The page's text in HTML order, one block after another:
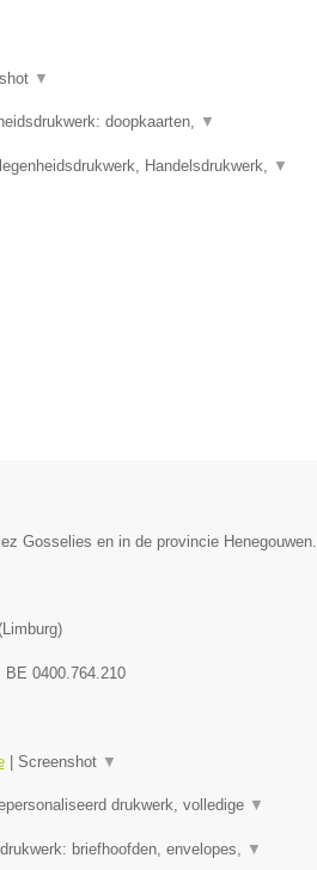
▼
doopkaarten, ▼
Handelsdrukwerk, ▼
Gosselies en in de provincie Henegouwen.
Limburg)
BE 0400.764.210
| Screenshot ▼
drukwerk, volledige ▼
briefhoofden, envelopes, ▼